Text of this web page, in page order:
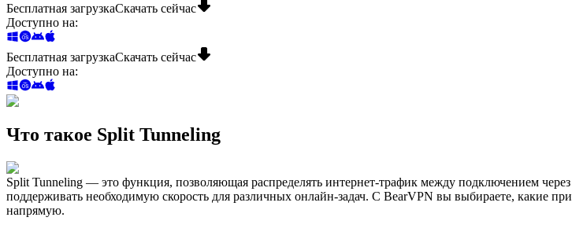
Бесплатная загрузкаСкачать сейчас
Доступно на:
Бесплатная загрузкаСкачать сейчас
Доступно на:
Что такое Split Tunneling
Split Tunneling — это функция, позволяющая распределять интернет-трафик между подключением
поддерживать необходимую скорость для различных онлайн-задач. С BearVPN вы выбираете, какие
напрямую.